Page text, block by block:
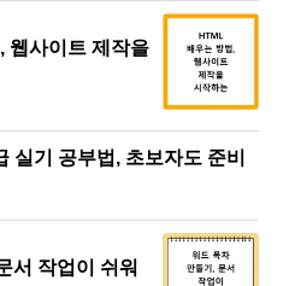
웹사이트 제작을
실기 공부법, 초보자도 준비
서 작업이 쉬워